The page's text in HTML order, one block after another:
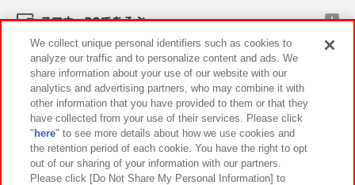
スマホ・PCであそぶ
イベント・キャンペーン
関連会社 サステナビリティ サイトポリシー
プライバシーポリシー ウェブアクセシビリティ方針と検証結果
We collect unique personal identifiers such as cookies to
analyze our traffic and to personalize content and ads. We
share information about your use of our website with our
analytics and advertising partners, who may combine it with
other information that you have provided to them or that they
have collected from your use of their services. Please click
" here" to see more details about how we use cookies and
the retention period of each cookie. You have the right to opt
out of our sharing of your information with our partners.
Please click [Do Not Share My Personal Information] to